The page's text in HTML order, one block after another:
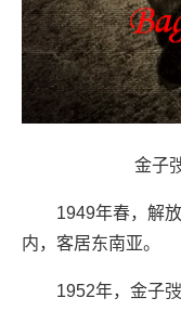
金子
1949年春，解放
内，客居东南亚。
1952年，金子弢